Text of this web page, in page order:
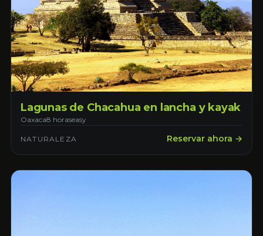
Lagunas de Chacahua en lancha y kayak
Oaxaca8 horaseasy
NATURALEZA Reservar ahora →